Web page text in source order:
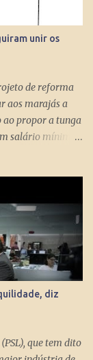
unir os
de reforma
aos marajás a
ao propor a tunga
salário mínimo
R$ 598
Eles só terão
anos. Se o
um benefício
então é melhor
apresentá-lo de
Essas virtudes
diz
que tem dito